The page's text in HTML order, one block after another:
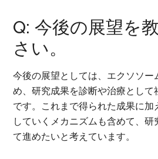
Q: 今後の展望を
さい。
今後の展望としては、エクソソー
め、研究成果を診断や治療として
です。これまで得られた成果に加
していくメカニズムも含めて、研
て進めたいと考えています。